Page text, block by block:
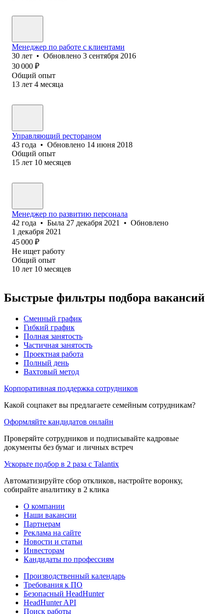
Менеджер по работе с клиентами
30 лет • Обновлено 3 сентября 2016
30 000 ₽
Общий опыт
13 лет 4 месяца
Управляющий рестораном
43 года • Обновлено 14 июня 2018
Общий опыт
15 лет 10 месяцев
Менеджер по развитию персонала
42 года • Была 27 декабря 2021 • Обновлено
1 декабря 2021
45 000 ₽
Не ищет работу
Общий опыт
10 лет 10 месяцев
Быстрые фильтры подбора вакансий
Сменный график
Гибкий график
Полная занятость
Частичная занятость
Проектная работа
Полный день
Вахтовый метод
Корпоративная поддержка сотрудников
Какой соцпакет вы предлагаете семейным сотрудникам?
Оформляйте кандидатов онлайн
Проверяйте сотрудников и подписывайте кадровые
документы без бумаг и личных встреч
Ускорьте подбор в 2 раза с Talantix
Автоматизируйте сбор откликов, настройте воронку,
собирайте аналитику в 2 клика
О компании
Наши вакансии
Партнерам
Реклама на сайте
Новости и статьи
Инвесторам
Кандидаты по профессиям
Производственный календарь
Требования к ПО
Безопасный HeadHunter
HeadHunter API
Поиск работы